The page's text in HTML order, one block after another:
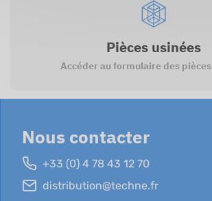
Pièces usinées
Accéder au formulaire des
Nous contacter
+33 (0) 4 78 43 12 70
distribution@techne.fr